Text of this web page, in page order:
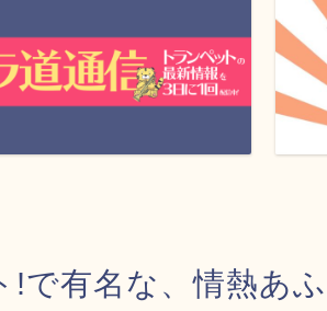
!で有名な、情熱あ